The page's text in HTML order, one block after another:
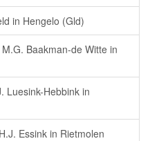
in Hengelo (Gld)
Baakman-de Witte in
Luesink-Hebbink in
Essink in Rietmolen